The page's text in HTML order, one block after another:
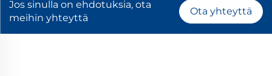
Jos sinulla on ehdotuksia, ota
meihin yhteyttä
Ota yhteyttä